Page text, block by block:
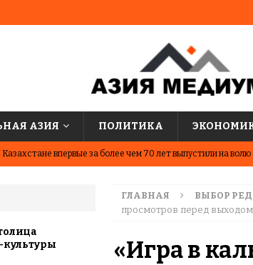
АЗИЯ ПОЛИТИКА
Казахстане впервые за более чем 70 лет выпустили на волю
Казахстанские юные шахматисты победили сборную мира на
сахара? Что показывают последние исследования о
ГЛАВНАЯ ВЫБОР
просмотров перед
«Игра в
культуры